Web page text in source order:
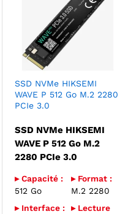
SSD NVMe HIKSEMI
WAVE P 512 Go M.2 2280
PCIe 3.0
SSD NVMe HIKSEMI
WAVE P 512 Go M.2
2280 PCIe 3.0
▸ Capacité :
512 Go
▸ Format :
M.2 2280
▸ Interface :
▸ Lecture